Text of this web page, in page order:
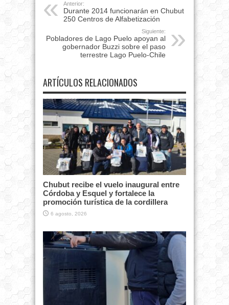
Anterior:
Durante 2014 funcionarán en Chubut
250 Centros de Alfabetización
Siguiente:
Pobladores de Lago Puelo apoyan al
gobernador Buzzi sobre el paso
terrestre Lago Puelo-Chile
ARTÍCULOS RELACIONADOS
Chubut recibe el vuelo inaugural entre
Córdoba y Esquel y fortalece la
promoción turística de la cordillera
6 agosto, 2026